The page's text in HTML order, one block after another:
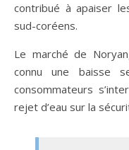
contribué à apaiser
sud-coréens.
Le marché de
connu une baisse
consommateurs
rejet d’eau sur la